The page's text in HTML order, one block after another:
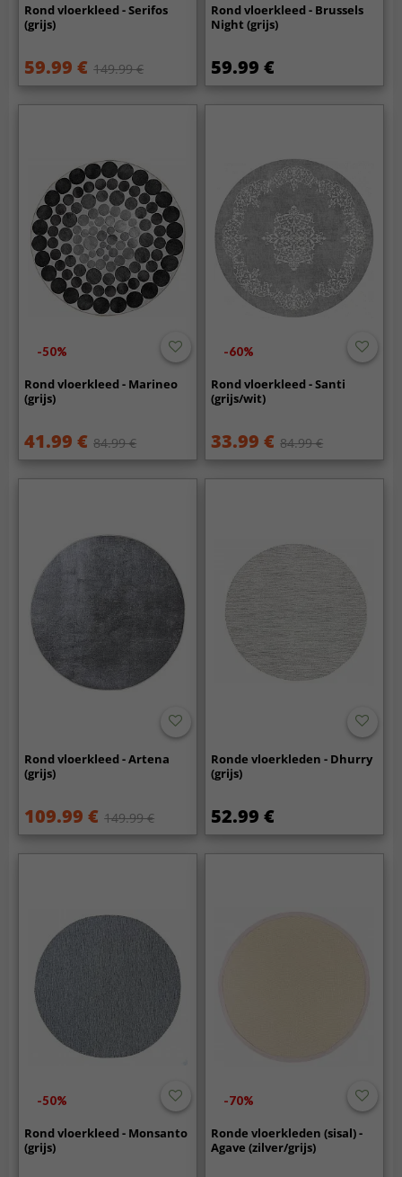
Rond vloerkleed - Serifos
(grijs)
59.99 € 149.99 €
Rond vloerkleed - Brussels
Night (grijs)
59.99 €
-50%
Rond vloerkleed - Marineo
(grijs)
41.99 € 84.99 €
-60%
Rond vloerkleed - Santi
(grijs/wit)
33.99 € 84.99 €
Rond vloerkleed - Artena
(grijs)
109.99 € 149.99 €
Ronde vloerkleden - Dhurry
(grijs)
52.99 €
-50%
Rond vloerkleed - Monsanto
(grijs)
-70%
Ronde vloerkleden (sisal) -
Agave (zilver/grijs)